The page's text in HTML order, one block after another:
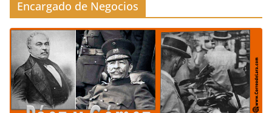
Encargado de Negocios